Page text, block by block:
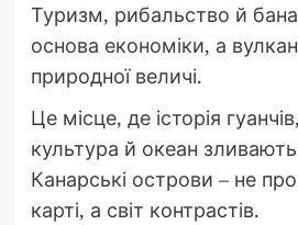
Туризм, рибальство й
основа економіки, а
природної величі.
Це місце, де історія
культура й океан
Канарські острови – не
карті, а світ контрастів.